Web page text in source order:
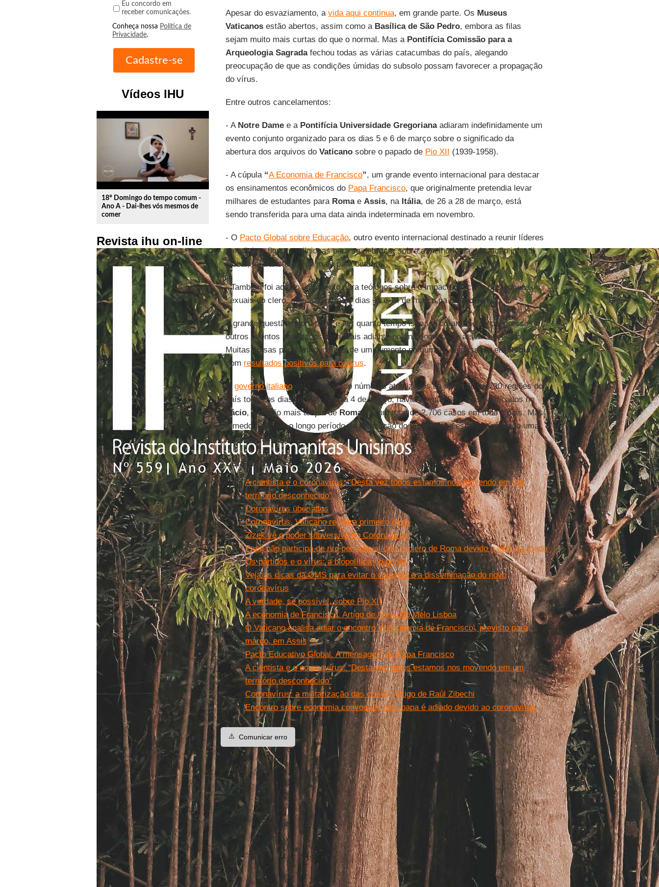
Eu concordo em
receber comunicações.
Conheça nossa Política de
Privacidade.
Vídeos IHU
play_circle_outline
18º Domingo do tempo comum -
Ano A - Dai-lhes vós mesmos de
comer
Revista ihu on-line
Apesar do esvaziamento, a vida aqui continua, em grande parte. Os Museus
Vaticanosestão abertos, assim como a Basílica de São Pedro, embora as filas
sejam muito mais curtas do que o normal. Mas a Pontifícia Comissão para a
Arqueologia Sagradafechou todas as várias catacumbas do país, alegando
preocupação de que as condições úmidas do subsolo possam favorecer a propagação
do vírus.
Entre outros cancelamentos:
- A Notre Damee a Pontifícia Universidade Gregorianaadiaram indefinidamente um
evento conjunto organizado para os dias 5 e 6 de março sobre o significado da
abertura dos arquivos do Vaticanosobre o papado de Pio XII (1939-1958).
- A cúpula “A Economia de Francisco”, um grande evento internacional para destacar
os ensinamentos econômicos do Papa Francisco, que originalmente pretendia levar
milhares de estudantes para Romae Assis, na Itália, de 26 a 28 de março, está
sendo transferida para uma data ainda indeterminada em novembro.
- O Pacto Global sobre Educação, outro evento internacional destinado a reunir líderes
mundiais e figuras religiosas para se debruçar sobre a melhoria da educação infantil
global, foi transferido de maio para outubro.
- Também foi adiado um evento para teólogos sobre o impacto da crise dos abusos
sexuais do clero, marcado para os dias 11 e 14 de março naGregoriana.
A grande questão agora parece ser quanto tempo isso vai durar e se os congressos e
outros eventos agendados para mais adiante no ano começarão a ser cancelados.
Muitas coisas parecem depender de um aumento no número de pessoas emRoma
com resultados positivos para o vírus.
O governo italianoestá divulgando números atualizados da infecção nas 20 regiões do
país todos os dias às 18h. No dia 4 de março, havia apenas 30 casos notificados no
Lácio, a região mais ampla deRoma, de um total de 2.706 casos em todo o país. Mas
o medo é de que o longo período de incubação do vírus possa estar escondendo uma
série de casos futuros.
Leia mais
A cientista e o coronavírus: “Desta vez todos estamos nos movendo em um
território desconhecido”
Coronavírus über alles
Coronavírus. Vaticano registra primeiro caso
Zizek vê o poder subversivo do Coronavírus
Papa não participa de rito penitencial com o clero de Roma devido a leve resfriado
Os partidos e o vírus: a biopolítica no poder
Veja as dicas da OMS para evitar o contágio e a disseminação do novo
coronavírus
A verdade, se possível, sobre Pio XII
A economia de Francisco. Artigo de Armando Melo Lisboa
O Vaticano analisa adiar o encontro 'A Economia de Francisco', previsto para
março, em Assis
Pacto Educativo Global. A mensagem do Papa Francisco
A cientista e o coronavírus: “Desta vez todos estamos nos movendo em um
território desconhecido”
Coronavírus: a militarização das crises. Artigo de Raúl Zibechi
Encontro sobre economia convocado pelo papa é adiado devido ao coronavírus
⚠️ Comunicar erro